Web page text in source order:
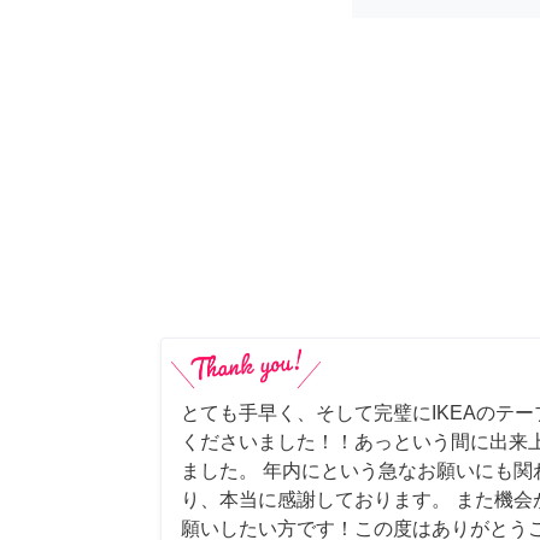
とても手早く、そして完璧にIKEAのテ
くださいました！！あっという間に出来
ました。 年内にという急なお願いにも
り、本当に感謝しております。 また機
願いしたい方です！この度はありがとう